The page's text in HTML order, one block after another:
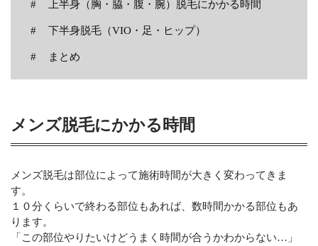
CONTACT
お電話での受付
0538-39-3009
受付時間 10:30～19:00（日曜定休）
上半身（胸・脇・腹・腕）脱毛にかかる時間
下半身脱毛（VIO・足・ヒップ）
まとめ
メンズ脱毛にかかる時間
メンズ脱毛は部位によって施術時間が大きく変わってきま
す。
１０分くらいで終わる部位もあれば、数時間かかる部位もあ
ります。
「この部位やりたいけどうまく時間が合うかわからない…」